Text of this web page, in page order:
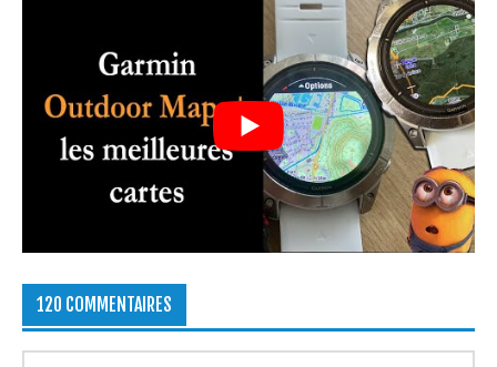
120 COMMENTAIRES